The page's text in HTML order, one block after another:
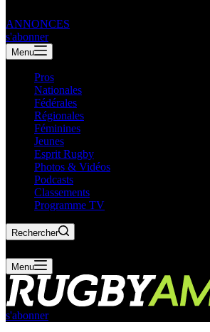
ANNONCES
s'abonner
Menu
Pros
Nationales
Fédérales
Régionales
Féminines
Jeunes
Esprit Rugby
Photos & Vidéos
Podcasts
Classements
Programme TV
Rechercher
Menu
s'abonner